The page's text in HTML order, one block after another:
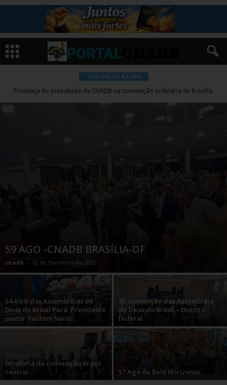
TENDÊNCIAS ATUAIS
Presença do presidente da CNADB na convenção ordinária de Brasília.
59 AGO -CNADB BRASÍLIA-DF
cnadb - 12 de fevereiro de 2025
34 AGO das Assembléias de
Deus do Brasil Pará. Presidente
pastor Vailtom Neris.
25 convenção das Assembléia
de Deus do Brasil – Distrito
federal
Diretoria da convenção Brasil
central
57 Ago de Belo Horizonte.